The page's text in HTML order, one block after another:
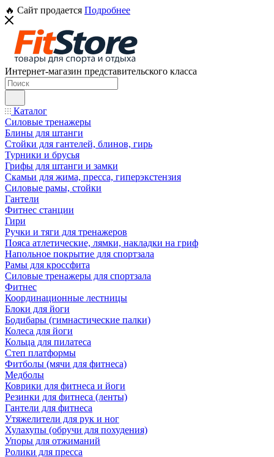
🔥 Сайт продается Подробнее
Интернет-магазин представительского класса
Каталог
Силовые тренажеры
Блины для штанги
Стойки для гантелей, блинов, гирь
Турники и брусья
Грифы для штанги и замки
Скамьи для жима, пресса, гиперэкстензия
Силовые рамы, стойки
Гантели
Фитнес станции
Гири
Ручки и тяги для тренажеров
Пояса атлетические, лямки, накладки на гриф
Напольное покрытие для спортзала
Рамы для кроссфита
Силовые тренажеры для спортзала
Фитнес
Координационные лестницы
Блоки для йоги
Бодибары (гимнастические палки)
Колеса для йоги
Кольца для пилатеса
Степ платформы
Фитболы (мячи для фитнеса)
Медболы
Коврики для фитнеса и йоги
Резинки для фитнеса (ленты)
Гантели для фитнеса
Утяжелители для рук и ног
Хулахупы (обручи для похудения)
Упоры для отжиманий
Ролики для пресса